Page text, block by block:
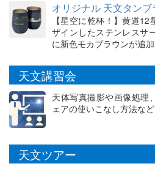
オリジナル 天文タンブ
【星空に乾杯！】黄道
ザインしたステンレスサ
に新色モカブラウンが追加
天文講習会
天体写真撮影や画像処理
ェアの使いこなし方法な
天文ツアー